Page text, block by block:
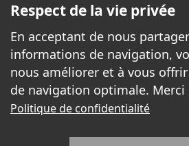
17, rue Laurier, bureau 2.370
819-777-5225
Respect de la vie privée
En acceptant de nous
informations de navigation,
nous améliorer et à vous
de navigation optimale. Merci
Politique de confidentialité